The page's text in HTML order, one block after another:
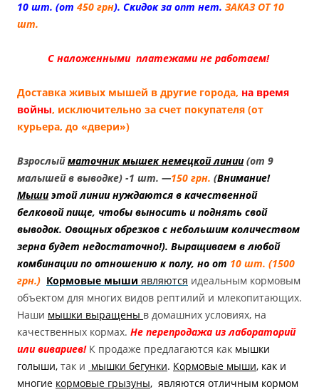
10 шт. (от 450 грн). Скидок за опт нет. ЗАКАЗ ОТ 10
шт.
С наложенными платежами не работаем!
Доставка живых мышей в другие города, на время
войны, исключительно за счет покупателя (от
курьера, до «двери»)
Взрослыйматочник мышек немецкой линии(от 9
малышей в выводке) -1 шт. —150 грн. (Внимание!
Мышиэтой линии нуждаются в качественной
белковой пище, чтобы выносить и поднять свой
выводок. Овощных обрезков с небольшим количеством
зерна будет недостаточно!). Выращиваем в любой
комбинации по отношению к полу, но от 10 шт. (1500
грн.) Кормовые мыши являются идеальным кормовым
объектом для многих видов рептилий и млекопитающих.
Наши мышки выращены в домашних условиях, на
качественных кормах. Не перепродажа из лабораторий
или вивариев!К продаже предлагаются как мышки
голыши, так и мышки бегунки. Кормовые мыши, как и
многие кормовые грызуны, являются отличным кормом